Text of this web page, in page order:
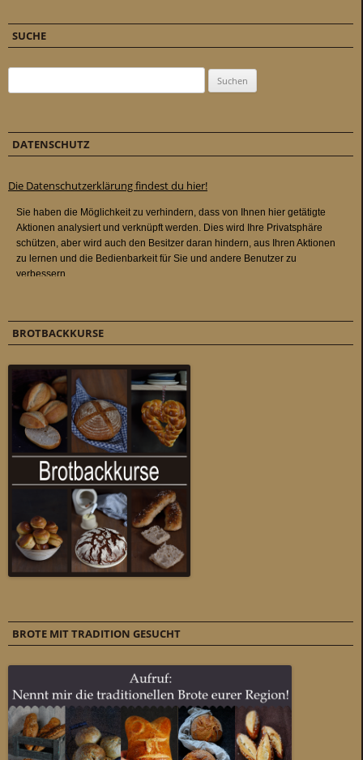
SUCHE
DATENSCHUTZ
Die Datenschutzerklärung findest du hier!
BROTBACKKURSE
BROTE MIT TRADITION GESUCHT